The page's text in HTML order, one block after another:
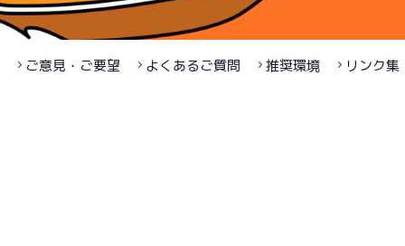
ご意見・ご要望 よくあるご質問 推奨環境 リンク集